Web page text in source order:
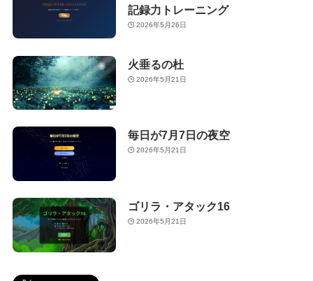
記録力トレーニング
2026年5月26日
火垂るの杜
2026年5月21日
毎日が7月7日の夜空
2026年5月21日
ゴリラ・アタック16
2026年5月21日